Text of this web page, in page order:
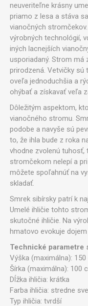
neuveriteľne krásny
priamo z lesa a stáva
vianočných
výrobných technológií,
iných lacnejších
usporiadaný. Strom má
prirodzená. Vetvičky sú
oveľa jednoduchšia a
ohýbať a získavať veľa
Dôležitým aspektom,
vianočného stromu.
podobe a navyše sú
to, že ihla bude z roka
vhodne zvolenú tuhosť,
stromčekom nelepí a
môžete spoľahnúť na
skladať.
Smrek sibírsky patrí k
Umelé ihličie tohto
skutočné ihličie. Na
hmatovo evokuje
Technické parametre
Výška (maximálna): 150
Šírka (maximálna): 100
Dĺžka ihličia: krátka
Farba ihličia: stredne
Typ ihličia: tvrdší